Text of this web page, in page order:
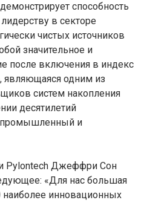
способность
в секторе
чистых источников
значительное и
после включения в индекс
являющаяся одним из
систем накопления
десятилетий
и
Pylontech Джеффри Сон
«Для нас большая
наиболее инновационных